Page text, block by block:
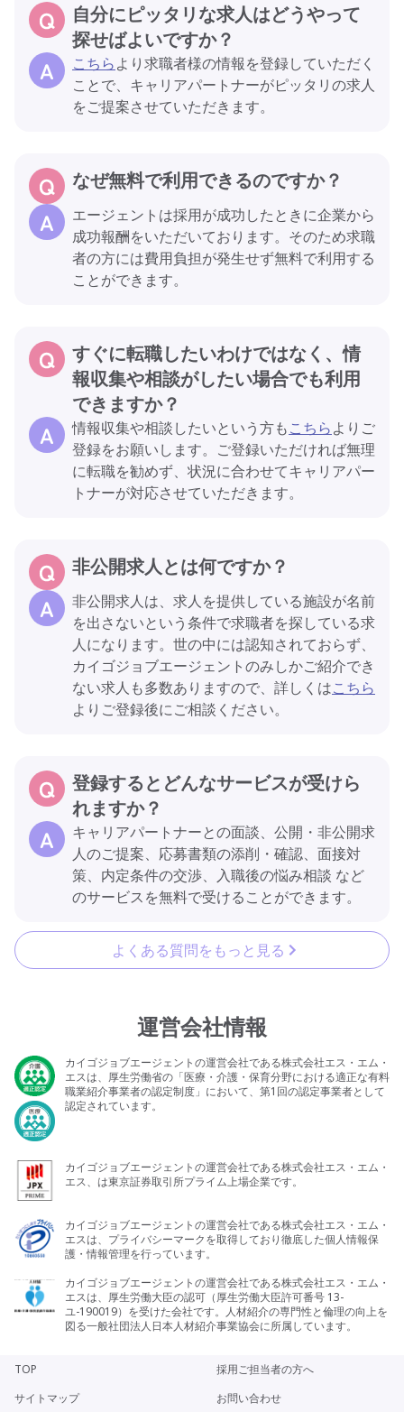
自分にピッタリな求人はどうやって
探せばよいですか？
こちらより求職者様の情報を登録していただく
ことで、キャリアパートナーがピッタリの求人
をご提案させていただきます。
なぜ無料で利用できるのですか？
エージェントは採用が成功したときに企業から
成功報酬をいただいております。そのため求職
者の方には費用負担が発生せず無料で利用する
ことができます。
すぐに転職したいわけではなく、情
報収集や相談がしたい場合でも利用
できますか？
情報収集や相談したいという方もこちらよりご
登録をお願いします。ご登録いただければ無理
に転職を勧めず、状況に合わせてキャリアパー
トナーが対応させていただきます。
非公開求人とは何ですか？
非公開求人は、求人を提供している施設が名前
を出さないという条件で求職者を探している求
人になります。世の中には認知されておらず、
カイゴジョブエージェントのみしかご紹介でき
ない求人も多数ありますので、詳しくはこちら
よりご登録後にご相談ください。
登録するとどんなサービスが受けら
れますか？
キャリアパートナーとの面談、公開・非公開求
人のご提案、応募書類の添削・確認、面接対
策、内定条件の交渉、入職後の悩み相談 など
のサービスを無料で受けることができます。
よくある質問をもっと見る
運営会社情報
カイゴジョブエージェントの運営会社である株式会社エス・エム・
エスは、厚生労働省の「医療・介護・保育分野における適正な有料
職業紹介事業者の認定制度」において、第1回の認定事業者として
認定されています。
カイゴジョブエージェントの運営会社である株式会社エス・エム・
エス、は東京証券取引所プライム上場企業です。
カイゴジョブエージェントの運営会社である株式会社エス・エム・
エスは、プライバシーマークを取得しており徹底した個人情報保
護・情報管理を行っています。
カイゴジョブエージェントの運営会社である株式会社エス・エム・
エスは、厚生労働大臣の認可（厚生労働大臣許可番号 13-
ユ-190019）を受けた会社です。人材紹介の専門性と倫理の向上を
図る一般社団法人日本人材紹介事業協会に所属しています。
TOP
採用ご担当者の方へ
サイトマップ
お問い合わせ